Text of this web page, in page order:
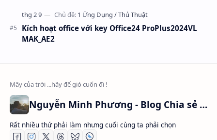
Kích hoạt office với key Office24 ProPlus2024VL
MAK_AE2
Nguyễn Minh Phương - Blog Chia sẻ Kiến thức Chứng khoán & Tài liệu Toán học
Rất nhiều thứ phải làm nhưng cuối cùng ta phải chọn